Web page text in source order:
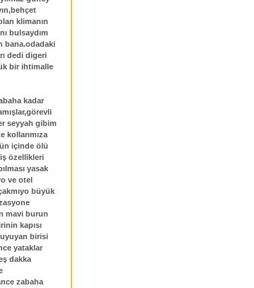
klimanın
bulsaydım
bana.odadaki
dedi digeri
bir ihtimalle
kadar
seyyah gibim
kollarımıza
içinde ölü
özellikleri
yasak
ve otel
büyük
mavi burun
kapısı
birisi
yataklar
dakka
zabaha